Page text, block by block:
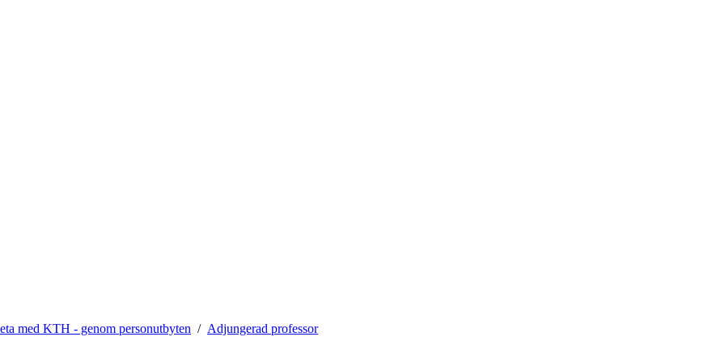
med KTH - genom personutbyten Adjungerad professor